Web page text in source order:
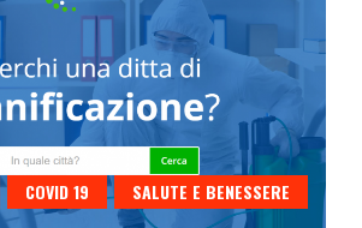
COVID 19
SALUTE E BENESSERE